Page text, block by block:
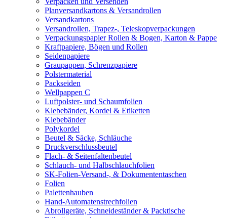
Planversandkartons & Versandrollen
Versandkartons
Versandrollen, Trapez-, Teleskopverpackungen
Verpackungspapier Rollen & Bogen, Karton & Pappe
Kraftpapiere, Bögen und Rollen
Seidenpapiere
Graupappen, Schrenzpapiere
Polstermaterial
Packseiden
Wellpappen C
Luftpolster- und Schaumfolien
Klebebänder, Kordel & Etiketten
Klebebänder
Polykordel
Beutel & Säcke, Schläuche
Druckverschlussbeutel
Flach- & Seitenfaltenbeutel
Schlauch- und Halbschlauchfolien
SK-Folien-Versand-, & Dokumententaschen
Folien
Palettenhauben
Hand-Automatenstrechfolien
Abrollgeräte, Schneideständer & Packtische